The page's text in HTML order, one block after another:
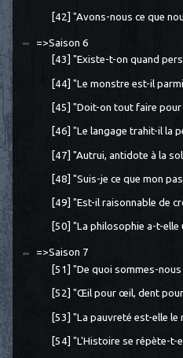
[42] "Avons-nous ce que
=>Saison 6
[43] "Existe-t-on quand
[44] "Le monstre est-il
[45] "Doit-on tout faire pour
[46] "Le langage trahit-il la
[47] "Autrui, antidote à la
[48] "Suis-je ce que mon
[49] "Est-il raisonnable de
[50] "La philosophie a-t-elle
=>Saison 7
[51] "De quoi sommes-
[52] "Œil pour œil, dent
[53] "La pauvreté est-elle le
[54] "L'Histoire se répète-t-